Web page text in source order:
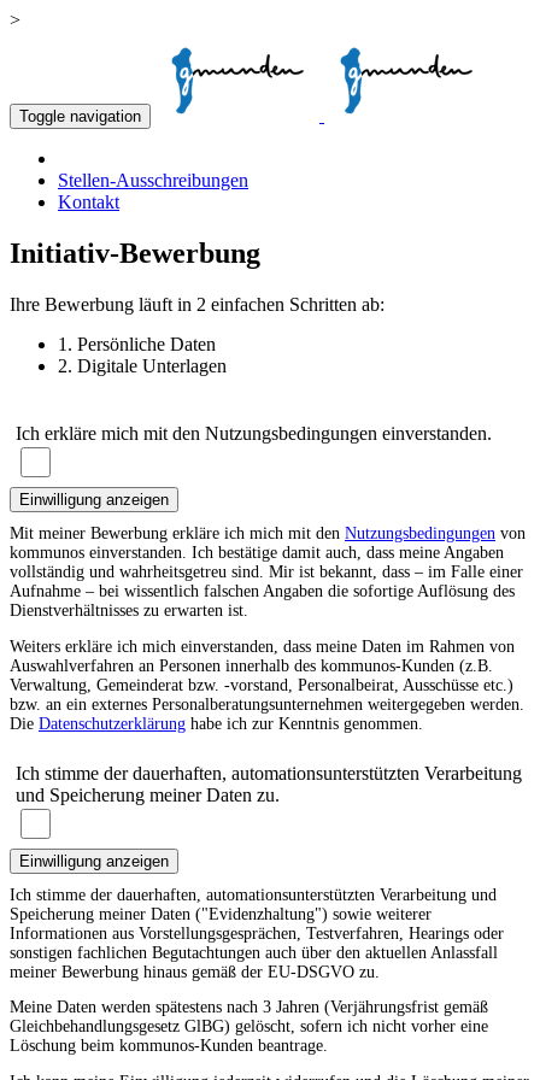
>
Toggle navigation
Stellen-Ausschreibungen
Kontakt
Initiativ-Bewerbung
Ihre Bewerbung läuft in 2 einfachen Schritten ab:
1. Persönliche Daten
2. Digitale Unterlagen
Ich erkläre mich mit den Nutzungsbedingungen einverstanden.
Einwilligung anzeigen
Mit meiner Bewerbung erkläre ich mich mit den Nutzungsbedingungen von
kommunos einverstanden. Ich bestätige damit auch, dass meine Angaben
vollständig und wahrheitsgetreu sind. Mir ist bekannt, dass – im Falle einer
Aufnahme – bei wissentlich falschen Angaben die sofortige Auflösung des
Dienstverhältnisses zu erwarten ist.
Weiters erkläre ich mich einverstanden, dass meine Daten im Rahmen von
Auswahlverfahren an Personen innerhalb des kommunos-Kunden (z.B.
Verwaltung, Gemeinderat bzw. -vorstand, Personalbeirat, Ausschüsse etc.)
bzw. an ein externes Personalberatungsunternehmen weitergegeben werden.
Die Datenschutzerklärung habe ich zur Kenntnis genommen.
Ich stimme der dauerhaften, automationsunterstützten Verarbeitung
und Speicherung meiner Daten zu.
Einwilligung anzeigen
Ich stimme der dauerhaften, automationsunterstützten Verarbeitung und
Speicherung meiner Daten ("Evidenzhaltung") sowie weiterer
Informationen aus Vorstellungsgesprächen, Testverfahren, Hearings oder
sonstigen fachlichen Begutachtungen auch über den aktuellen Anlassfall
meiner Bewerbung hinaus gemäß der EU-DSGVO zu.
Meine Daten werden spätestens nach 3 Jahren (Verjährungsfrist gemäß
Gleichbehandlungsgesetz GlBG) gelöscht, sofern ich nicht vorher eine
Löschung beim kommunos-Kunden beantrage.